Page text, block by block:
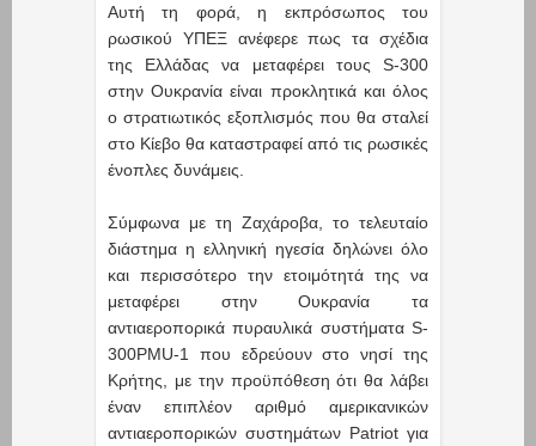
Αυτή τη φορά, η εκπρόσωπος του
ρωσικού ΥΠΕΞ ανέφερε πως τα σχέδια
της Ελλάδας να μεταφέρει τους S-300
στην Ουκρανία είναι προκλητικά και όλος
ο στρατιωτικός εξοπλισμός που θα σταλεί
στο Κίεβο θα καταστραφεί από τις ρωσικές
ένοπλες δυνάμεις.
Σύμφωνα με τη Ζαχάροβα, το τελευταίο
διάστημα η ελληνική ηγεσία δηλώνει όλο
και περισσότερο την ετοιμότητά της να
μεταφέρει στην Ουκρανία τα
αντιαεροπορικά πυραυλικά συστήματα S-
300PMU-1 που εδρεύουν στο νησί της
Κρήτης, με την προϋπόθεση ότι θα λάβει
έναν επιπλέον αριθμό αμερικανικών
αντιαεροπορικών συστημάτων Patriot για